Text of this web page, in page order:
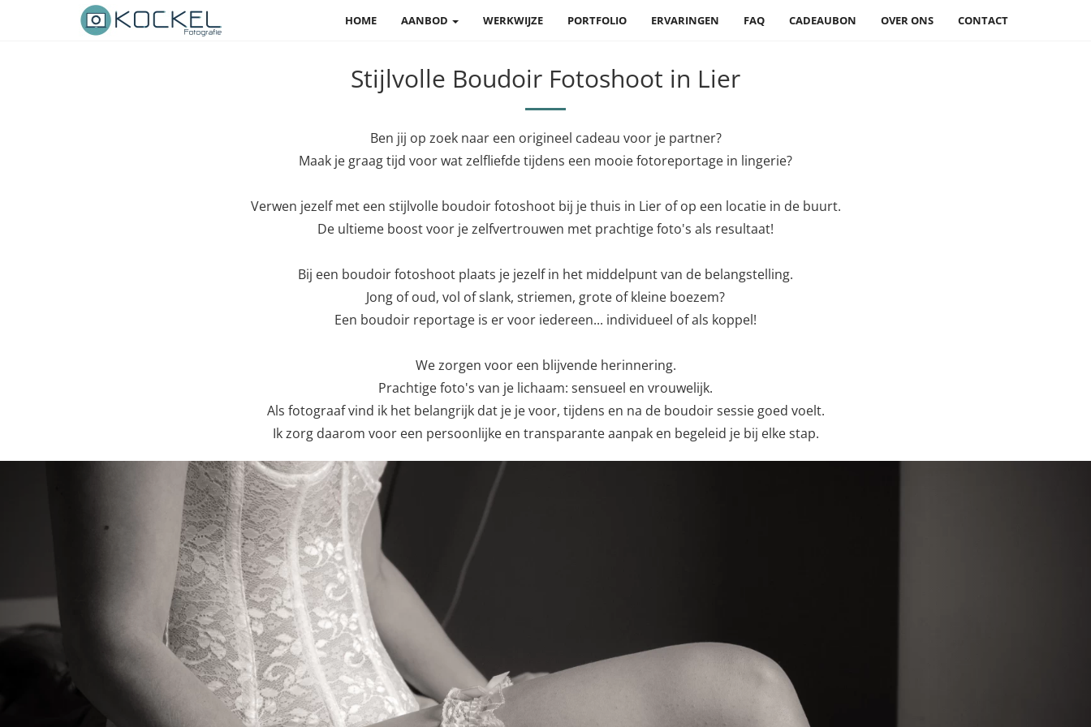
HOME AANBOD WERKWIJZE PORTFOLIO ERVARINGEN FAQ CADEAUBON OVER ONS CONTACT
Stijlvolle Boudoir Fotoshoot in Lier
Ben jij op zoek naar een origineel cadeau voor je partner?
Maak je graag tijd voor wat zelfliefde tijdens een mooie fotoreportage in lingerie?
Verwen jezelf met een stijlvolle boudoir fotoshoot bij je thuis in Lier of op een locatie in de buurt.
De ultieme boost voor je zelfvertrouwen met prachtige foto's als resultaat!
Bij een boudoir fotoshoot plaats je jezelf in het middelpunt van de belangstelling.
Jong of oud, vol of slank, striemen, grote of kleine boezem?
Een boudoir reportage is er voor iedereen... individueel of als koppel!
We zorgen voor een blijvende herinnering.
Prachtige foto's van je lichaam: sensueel en vrouwelijk.
Als fotograaf vind ik het belangrijk dat je je voor, tijdens en na de boudoir sessie goed voelt.
Ik zorg daarom voor een persoonlijke en transparante aanpak en begeleid je bij elke stap.